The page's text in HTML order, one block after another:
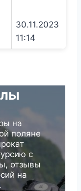
30.11.2023
11:14
на
поляне
с
отзывы
на